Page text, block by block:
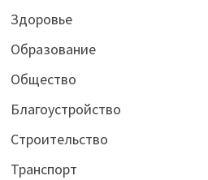
Здоровье
Образование
Общество
Благоустройство
Строительство
Транспорт